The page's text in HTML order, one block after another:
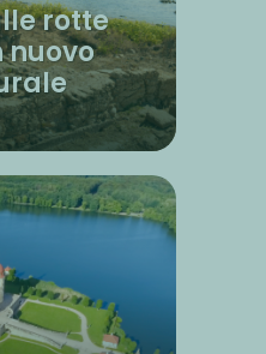
rotte
nuovo